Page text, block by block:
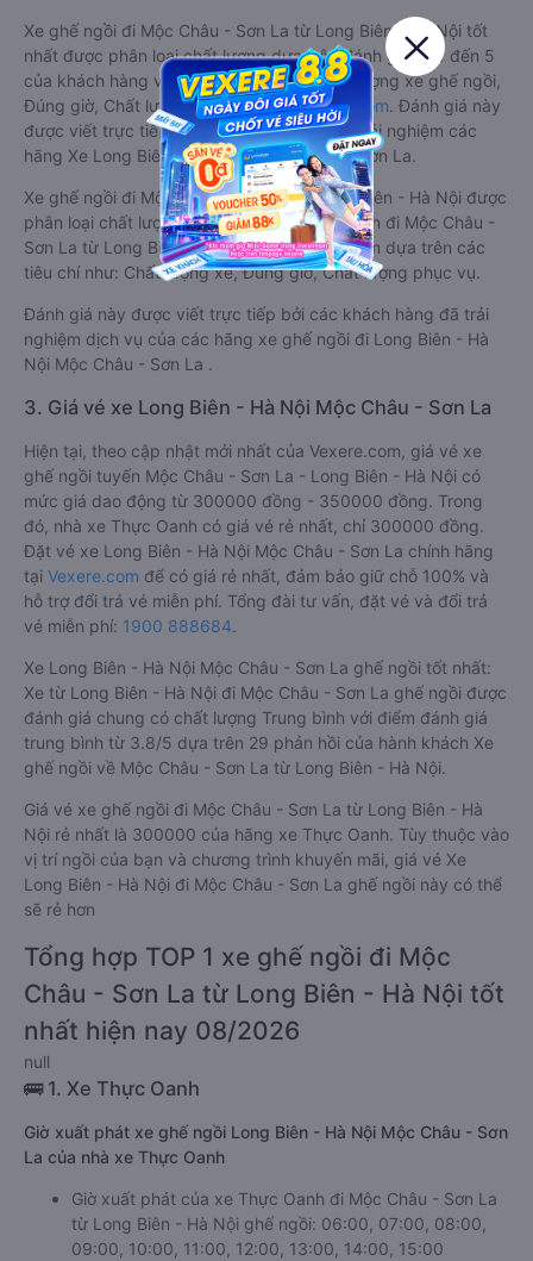
Xe ghế ngồi đi Mộc Châu - Sơn La từ Long Biên - Hà Nội tốt
nhất được phân loại chất lượng dựa trên đánh giá từ 1 đến 5
của khách hàng với các tiêu chí như: Chất lượng xe ghế ngồi,
Đúng giờ, Chất lượng phục vụ trênVexere.com. Đánh giá này
được viết trực tiếp bởi các khách hàng đã trải nghiệm các
hãng Xe Long Biên - Hà Nội đi Mộc Châu - Sơn La.
Xe ghế ngồi đi Mộc Châu - Sơn La từ Long Biên - Hà Nội được
phân loại chất lượng tốt nhất là xe Thực Oanh đi Mộc Châu -
Sơn La từ Long Biên - Hà Nội đạt 3.8 / 5 điểm dựa trên các
tiêu chí như: Chất lượng xe, Đúng giờ, Chất lượng phục vụ.
Đánh giá này được viết trực tiếp bởi các khách hàng đã trải
nghiệm dịch vụ của các hãng xe ghế ngồi đi Long Biên - Hà
Nội Mộc Châu - Sơn La .
3. Giá vé xe Long Biên - Hà Nội Mộc Châu - Sơn La
Hiện tại, theo cập nhật mới nhất của Vexere.com, giá vé xe
ghế ngồi tuyến Mộc Châu - Sơn La - Long Biên - Hà Nội có
mức giá dao động từ 300000 đồng - 350000 đồng. Trong
đó, nhà xe Thực Oanh có giá vé rẻ nhất, chỉ 300000 đồng.
Đặt vé xe Long Biên - Hà Nội Mộc Châu - Sơn La chính hãng
tại Vexere.com để có giá rẻ nhất, đảm bảo giữ chỗ 100% và
hỗ trợ đổi trả vé miễn phí. Tổng đài tư vấn, đặt vé và đổi trả
vé miễn phí: 1900 888684.
Xe Long Biên - Hà Nội Mộc Châu - Sơn La ghế ngồi tốt nhất:
Xe từ Long Biên - Hà Nội đi Mộc Châu - Sơn La ghế ngồi được
đánh giá chung có chất lượng Trung bình với điểm đánh giá
trung bình từ 3.8/5 dựa trên 29 phản hồi của hành khách Xe
ghế ngồi về Mộc Châu - Sơn La từ Long Biên - Hà Nội.
Giá vé xe ghế ngồi đi Mộc Châu - Sơn La từ Long Biên - Hà
Nội rẻ nhất là 300000 của hãng xe Thực Oanh. Tùy thuộc vào
vị trí ngồi của bạn và chương trình khuyến mãi, giá vé Xe
Long Biên - Hà Nội đi Mộc Châu - Sơn La ghế ngồi này có thể
sẽ rẻ hơn
Tổng hợp TOP 1 xe ghế ngồi đi Mộc
Châu - Sơn La từ Long Biên - Hà Nội tốt
nhất hiện nay 08/2026
null
🚌 1. Xe Thực Oanh
Giờ xuất phát xe ghế ngồi Long Biên - Hà Nội Mộc Châu - Sơn
La của nhà xe Thực Oanh
Giờ xuất phát của xe Thực Oanh đi Mộc Châu - Sơn La
từ Long Biên - Hà Nội ghế ngồi: 06:00, 07:00, 08:00,
09:00, 10:00, 11:00, 12:00, 13:00, 14:00, 15:00